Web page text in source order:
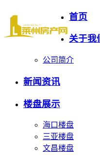
首页
关于我
公司简介
新闻资讯
楼盘展示
海口楼盘
三亚楼盘
文昌楼盘